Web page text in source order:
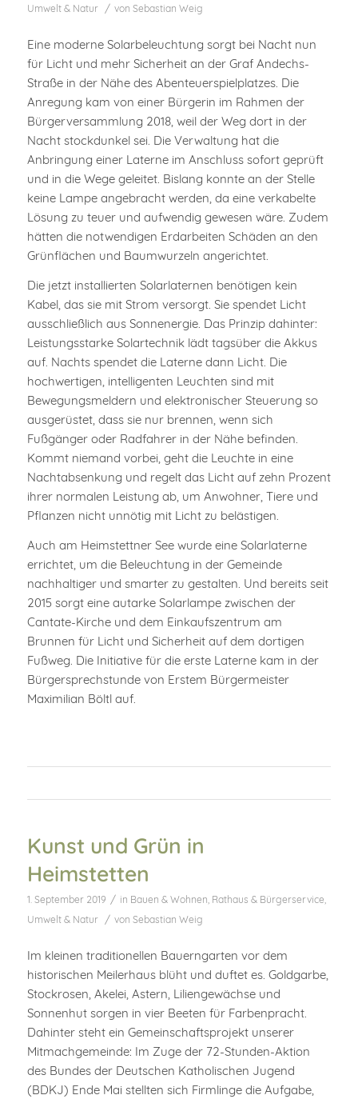
Umwelt & Natur
/ von Sebastian Weig
Eine moderne Solarbeleuchtung sorgt bei Nacht nun
für Licht und mehr Sicherheit an der Graf Andechs-
Straße in der Nähe des Abenteuerspielplatzes. Die
Anregung kam von einer Bürgerin im Rahmen der
Bürgerversammlung 2018, weil der Weg dort in der
Nacht stockdunkel sei. Die Verwaltung hat die
Anbringung einer Laterne im Anschluss sofort geprüft
und in die Wege geleitet. Bislang konnte an der Stelle
keine Lampe angebracht werden, da eine verkabelte
Lösung zu teuer und aufwendig gewesen wäre. Zudem
hätten die notwendigen Erdarbeiten Schäden an den
Grünflächen und Baumwurzeln angerichtet.
Die jetzt installierten Solarlaternen benötigen kein
Kabel, das sie mit Strom versorgt. Sie spendet Licht
ausschließlich aus Sonnenergie. Das Prinzip dahinter:
Leistungsstarke Solartechnik lädt tagsüber die Akkus
auf. Nachts spendet die Laterne dann Licht. Die
hochwertigen, intelligenten Leuchten sind mit
Bewegungsmeldern und elektronischer Steuerung so
ausgerüstet, dass sie nur brennen, wenn sich
Fußgänger oder Radfahrer in der Nähe befinden.
Kommt niemand vorbei, geht die Leuchte in eine
Nachtabsenkung und regelt das Licht auf zehn Prozent
ihrer normalen Leistung ab, um Anwohner, Tiere und
Pflanzen nicht unnötig mit Licht zu belästigen.
Auch am Heimstettner See wurde eine Solarlaterne
errichtet, um die Beleuchtung in der Gemeinde
nachhaltiger und smarter zu gestalten. Und bereits seit
2015 sorgt eine autarke Solarlampe zwischen der
Cantate-Kirche und dem Einkaufszentrum am
Brunnen für Licht und Sicherheit auf dem dortigen
Fußweg. Die Initiative für die erste Laterne kam in der
Bürgersprechstunde von Erstem Bürgermeister
Maximilian Böltl auf.
Kunst und Grün in
Heimstetten
1. September 2019 / in Bauen & Wohnen, Rathaus & Bürgerservice,
Umwelt & Natur
/ von Sebastian Weig
Im kleinen traditionellen Bauerngarten vor dem
historischen Meilerhaus blüht und duftet es. Goldgarbe,
Stockrosen, Akelei, Astern, Liliengewächse und
Sonnenhut sorgen in vier Beeten für Farbenpracht.
Dahinter steht ein Gemeinschaftsprojekt unserer
Mitmachgemeinde: Im Zuge der 72-Stunden-Aktion
des Bundes der Deutschen Katholischen Jugend
(BDKJ) Ende Mai stellten sich Firmlinge die Aufgabe,